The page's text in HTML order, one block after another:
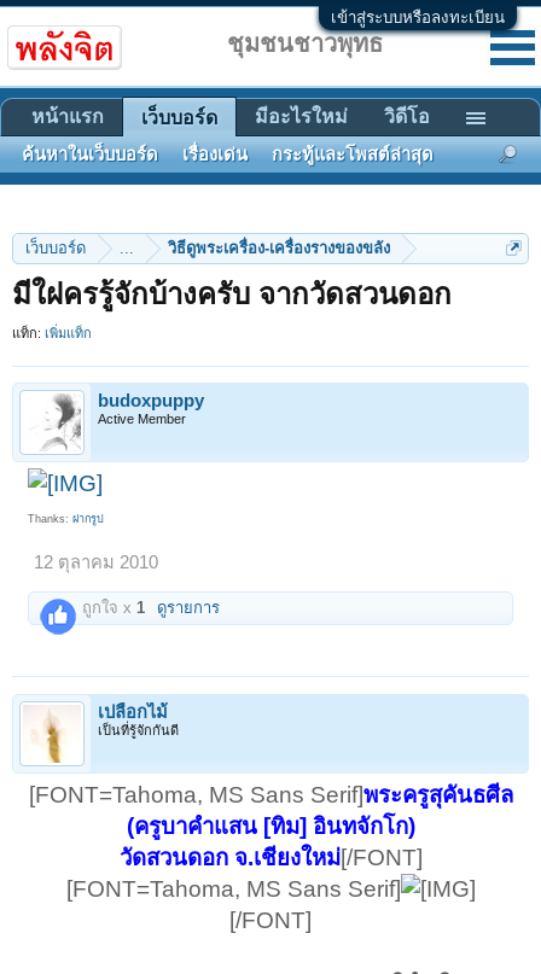
เข้าสู่ระบบหรือลงทะเบียน
เว็บบอร์ด ... วิธีดูพระเครื่อง-เครื่องรางของขลัง
มีใฝครรู้จักบ้างครับ จากวัดสวนดอก
แท็ก: เพิ่มแท็ก
budoxpuppy
Active Member
Thanks:ฝากรูป
12 ตุลาคม 2010
ถูกใจ x1 ดูรายการ
เปลือกไม้
เป็นที่รู้จักกันดี
[FONT=Tahoma, MS Sans Serif]พระครูสุคันธศีล
(ครูบาคำแสน [ทิม] อินทจักโก)
วัดสวนดอก จ.เชียงใหม่[/FONT]
[FONT=Tahoma, MS Sans Serif]
[/FONT]
ชุมชนชาวพุทธ
หน้าแรก เว็บบอร์ด
ค้นหาในเว็บบอร์ด เรื่องเด่น กระทู้และโพสต์ล่าสุด
มีอะไรใหม่ วิดีโอ